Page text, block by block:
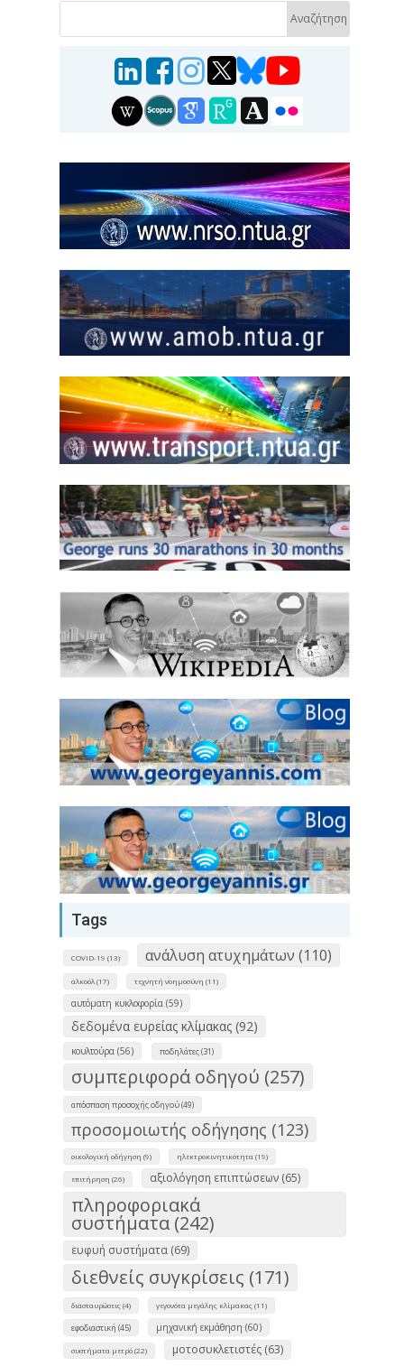
Tags
COVID-19 (13) ανάλυση ατυχημάτων (110)
αλκοόλ (17) τεχνητή νοημοσύνη (11)
αυτόματη κυκλοφορία (59)
δεδομένα ευρείας κλίμακας (92)
κουλτούρα (56) ποδηλάτες (31)
συμπεριφορά οδηγού (257)
απόσπαση προσοχής οδηγού (49)
προσομοιωτής οδήγησης (123)
οικολογική οδήγηση (9) ηλεκτροκινητικότητα (19)
επιτήρηση (26) αξιολόγηση επιπτώσεων (65)
πληροφοριακά
συστήματα (242)
ευφυή συστήματα (69)
διεθνείς συγκρίσεις (171)
διασταυρώσεις (4) γεγονότα μεγάλης κλίμακας (11)
εφοδιαστική (45) μηχανική εκμάθηση (60)
συστήματα μετρό (22) μοτοσυκλετιστές (63)